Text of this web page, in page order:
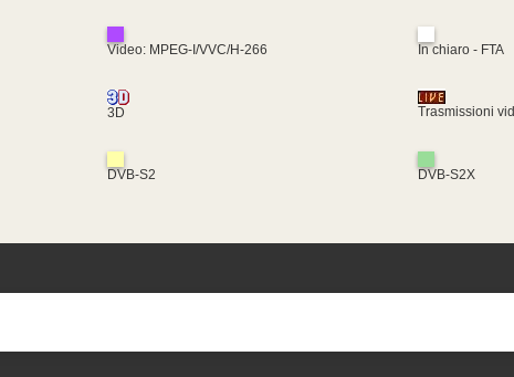
Video: MPEG-I/VVC/H-266 In chiaro - FTA
3D Trasmissioni
DVB-S2 DVB-S2X